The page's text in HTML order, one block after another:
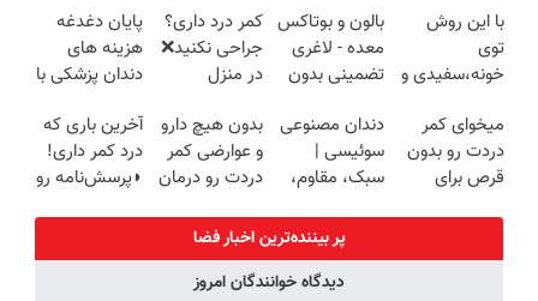
پرکن)
پرسش‌نامه رو
پر کن
سبک و مقاوم |
پرداخت قسطی
با این روش
توی
خونه،سفیدی و
برگردون
(40%off)
بالون و بوتاکس
معده - لاغری
تضمینی بدون
کمر درد داری؟
جراحی نکنید❌
در منزل
(◂پرسش‌نامه)
پایان دغدغه
هزینه های
دندان پزشکی با
کننده خانگی
میخوای کمر
دردت رو بدون
قرص برای
(◂پرسش‌نامه
دندان مصنوعی
سوئیسی |
سبک، مقاوم،
رایگان+پرداخت
اقساطی😍
بدون هیچ دارو
و عوارضی کمر
دردت رو درمان
(پرسش‌نامه)
آخرین باری که
درد کمر داری!
◗پرسش‌نامه رو
پر بیننده‌ترین اخبار فضا
دیدگاه خوانندگان امروز